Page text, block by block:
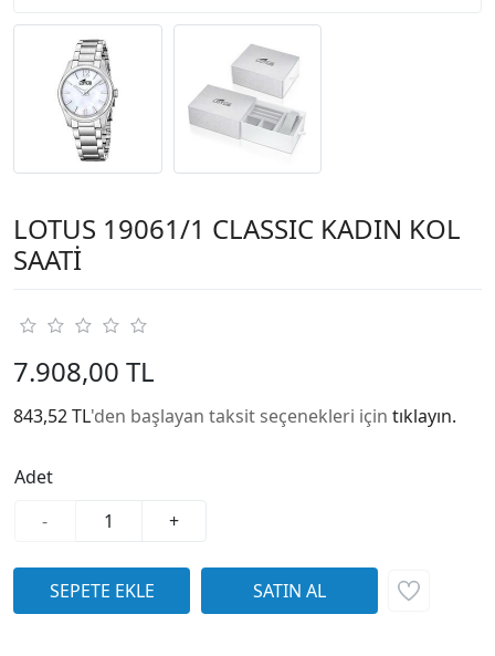
LOTUS 19061/1 CLASSIC KADIN KOL
SAATİ
7.908,00 TL
843,52 TL'den başlayan taksit seçenekleri için tıklayın.
Adet
-
+